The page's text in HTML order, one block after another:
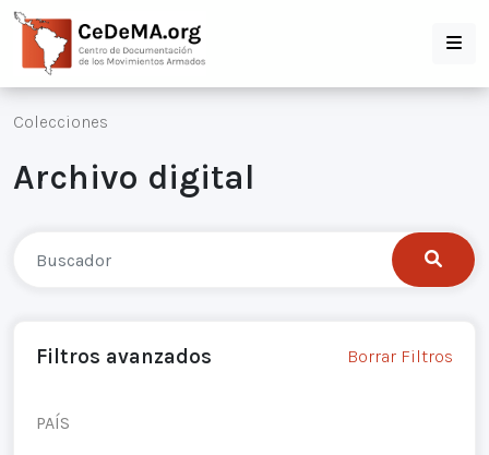
Colecciones
Archivo digital
Filtros avanzados Borrar Filtros
PAÍS